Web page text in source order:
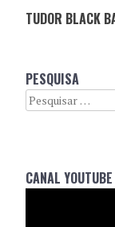
TUDOR BLACK
PESQUISA
Search
CANAL YOUTUBE